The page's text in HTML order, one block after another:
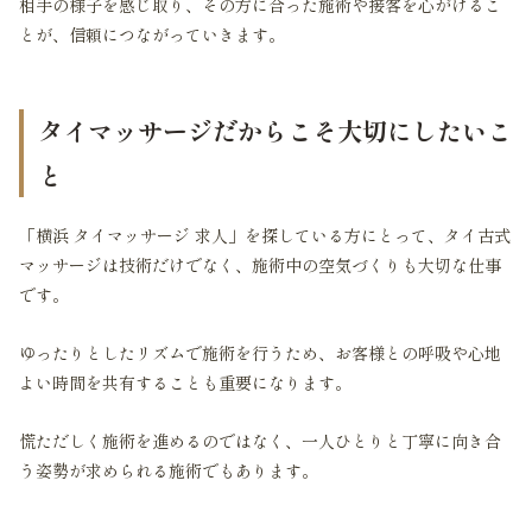
相手の様子を感じ取り、その方に合った施術や接客を心がけるこ
とが、信頼につながっていきます。
タイマッサージだからこそ大切にしたいこ
と
「横浜 タイマッサージ 求人」を探している方にとって、タイ古式
マッサージは技術だけでなく、施術中の空気づくりも大切な仕事
です。
ゆったりとしたリズムで施術を行うため、お客様との呼吸や心地
よい時間を共有することも重要になります。
慌ただしく施術を進めるのではなく、一人ひとりと丁寧に向き合
う姿勢が求められる施術でもあります。